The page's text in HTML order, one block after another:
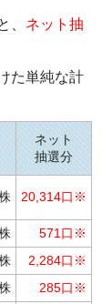
、 ネット抽
た単純な計
ネット
抽選分
20,314口※
571口※
2,284口※
285口※